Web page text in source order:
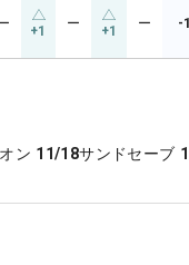
+1 ー +1 ー -
ン 11/18サンドセーブ